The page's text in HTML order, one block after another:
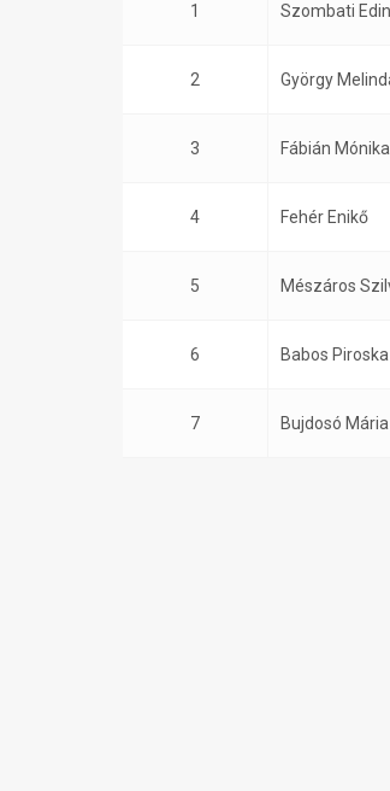
1 Szombati
2 György
3 Fábián
4 Fehér Enikő
5 Mészáros
6 Babos Piroska
7 Bujdosó Mária